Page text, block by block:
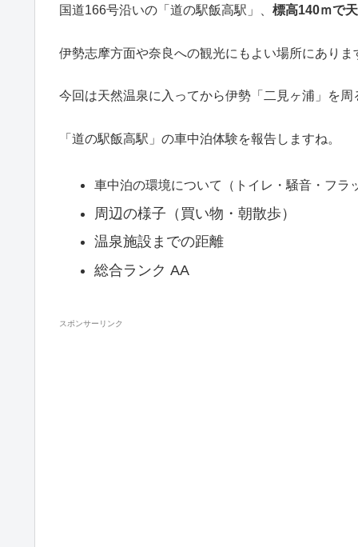
国道166号沿いの「道の駅飯高駅」、 標高140ｍで
伊勢志摩方面や奈良への観光にもよい場所にありま
今回は天然温泉に入ってから伊勢「二見ヶ浦」を周
「道の駅飯高駅」の車中泊体験を報告しますね。
車中泊の環境について（トイレ・騒音・フラ
周辺の様子（買い物・朝散歩）
温泉施設までの距離
総合ランク AA
スポンサーリンク